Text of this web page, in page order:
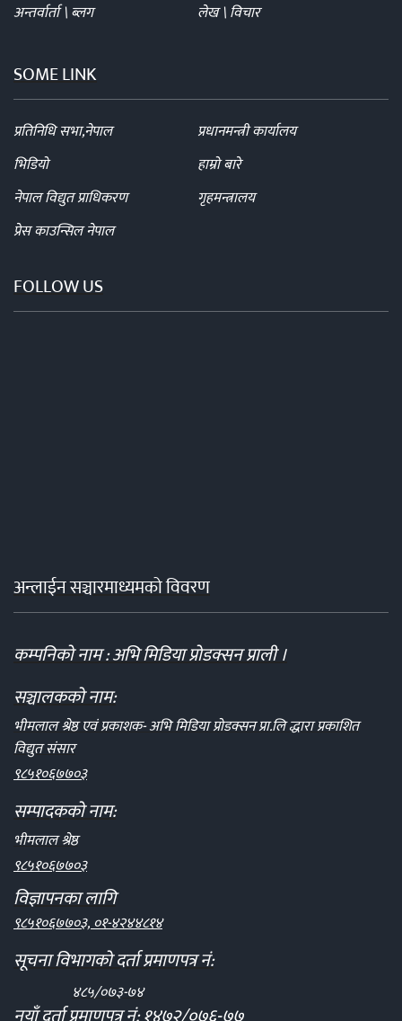
अन्तर्वार्ता \ ब्लग
लेख \ विचार
SOME LINK
प्रतिनिधि सभा,नेपाल
प्रधानमन्त्री कार्यालय
भिडियो
हाम्रो बारे
नेपाल विद्युत प्राधिकरण
गृहमन्त्रालय
प्रेस काउन्सिल नेपाल
FOLLOW US
अन्लाईन सञ्चारमाध्यमको विवरण
कम्पनिको नाम : अभि मिडिया प्रोडक्सन प्राली ।
सञ्चालकको नाम:
भीमलाल श्रेष्ठ एवं प्रकाशक- अभि मिडिया प्रोडक्सन प्रा.लि द्धारा प्रकाशित
विद्युत संसार
९८५१०६७७०३
सम्पादकको नाम:
भीमलाल श्रेष्ठ
९८५१०६७७०३
विज्ञापनका लागि
९८५१०६७७०३, ०१-४२४४८१४
सूचना विभागको दर्ता प्रमाणपत्र नं:
४८५/०७३-७४